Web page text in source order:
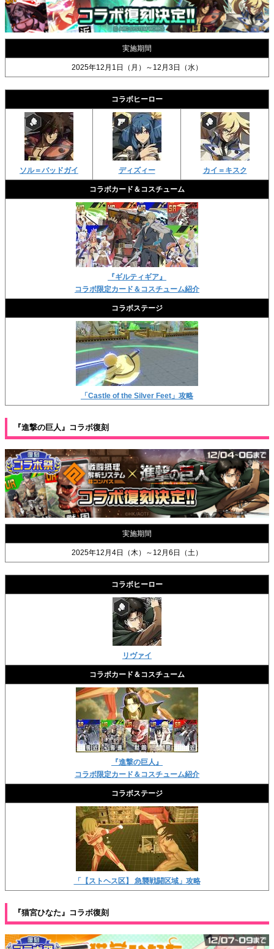
実施期間
2025年12月1日（月）～12月3日（水）
コラボヒーロー
ソル＝バッドガイ ディズィー カイ＝キスク
コラボカード＆コスチューム
『ギルティギア』
コラボ限定カード＆コスチューム紹介
コラボステージ
「Castle of the Silver Feet」攻略
『進撃の巨人』コラボ復刻
実施期間
2025年12月4日（木）～12月6日（土）
コラボヒーロー
リヴァイ
コラボカード＆コスチューム
『進撃の巨人』
コラボ限定カード＆コスチューム紹介
コラボステージ
「【ストヘス区】 急襲戦闘区域」攻略
『猫宮ひなた』コラボ復刻